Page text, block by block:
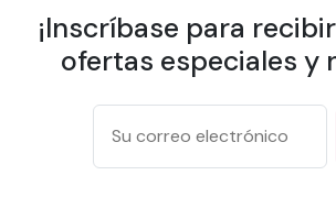
aplicación
Resistencia a
-40°C a +90°C
Superficies
¡Inscríbase para
ofertas especiales y